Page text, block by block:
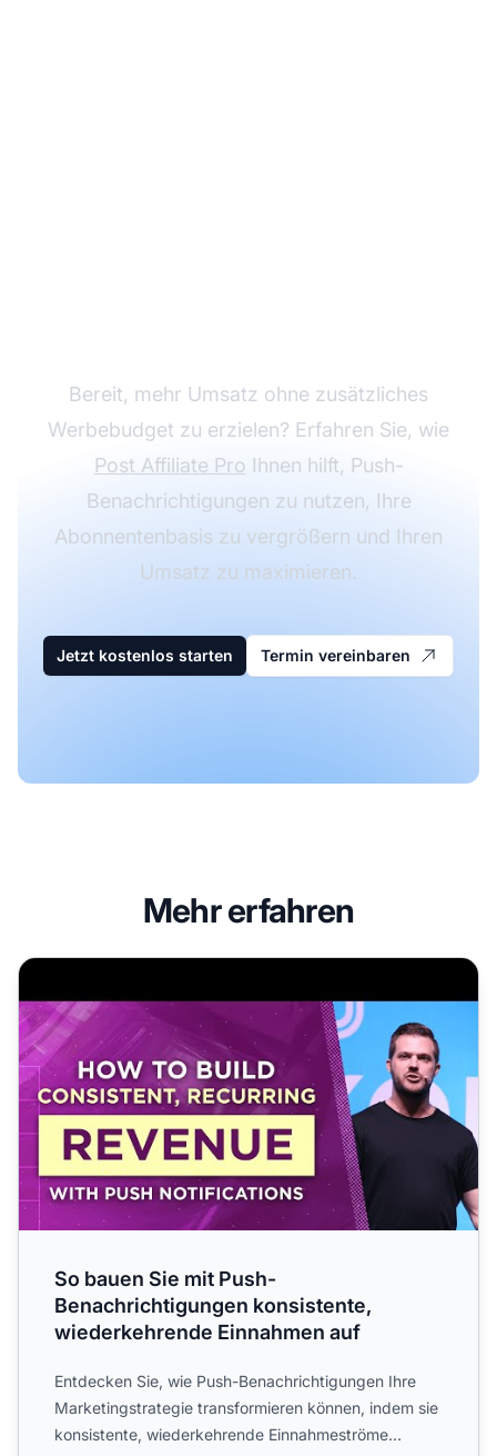
Bereit, mehr Umsatz ohne zusätzliches
Werbebudget zu erzielen? Erfahren Sie, wie
Post Affiliate Pro Ihnen hilft, Push-
Benachrichtigungen zu nutzen, Ihre
Abonnentenbasis zu vergrößern und Ihren
Umsatz zu maximieren.
Jetzt kostenlos starten Termin vereinbaren
Mehr erfahren
So bauen Sie mit Push-Benachrichtigungen konsistente,
So bauen Sie mit Push-
Benachrichtigungen konsistente,
wiederkehrende Einnahmen auf
Entdecken Sie, wie Push-Benachrichtigungen Ihre
Marketingstrategie transformieren können, indem sie
konsistente, wiederkehrende Einnahmeströme